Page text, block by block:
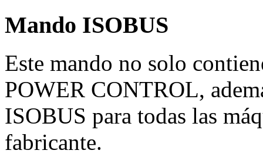
Mando ISOBUS
Este mando no solo
POWER CONTROL,
ISOBUS para todas las
fabricante.